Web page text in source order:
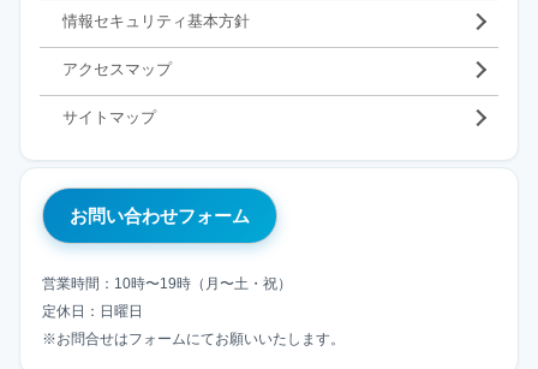
情報セキュリティ基本方針
アクセスマップ
サイトマップ
お問い合わせフォーム
営業時間：10時〜19時（月〜土・祝）
定休日：日曜日
※お問合せはフォームにてお願いいたします。